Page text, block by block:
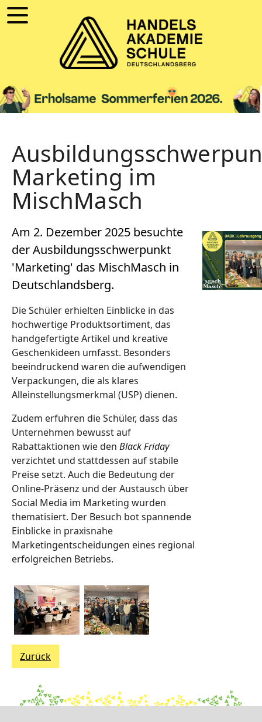
Marketing im
MischMasch
Am 2. Dezember 2025 besuchte
der Ausbildungsschwerpunkt
'Marketing' das MischMasch in
Deutschlandsberg.
Die Schüler erhielten Einblicke in das
hochwertige Produktsortiment, das
handgefertigte Artikel und kreative
Geschenkideen umfasst. Besonders
beeindruckend waren die aufwendigen
Verpackungen, die als klares
Alleinstellungsmerkmal (USP) dienen.
Zudem erfuhren die Schüler, dass das
Unternehmen bewusst auf
Rabattaktionen wie den Black Friday
verzichtet und stattdessen auf stabile
Preise setzt. Auch die Bedeutung der
Online-Präsenz und der Austausch über
Social Media im Marketing wurden
thematisiert. Der Besuch bot spannende
Einblicke in praxisnahe
Marketingentscheidungen eines regional
erfolgreichen Betriebs.
Zurück